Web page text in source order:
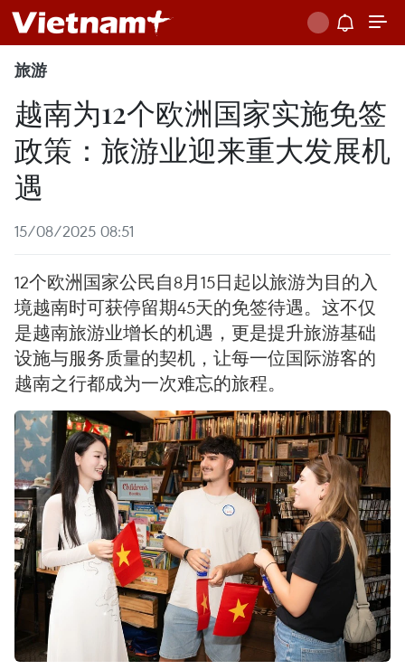
旅游
越南为12个欧洲国家实施免签
政策：旅游业迎来重大发展机
遇
15/08/2025 08:51
12个欧洲国家公民自8月15日起以旅游为目的入
境越南时可获停留期45天的免签待遇。这不仅
是越南旅游业增长的机遇，更是提升旅游基础
设施与服务质量的契机，让每一位国际游客的
越南之行都成为一次难忘的旅程。